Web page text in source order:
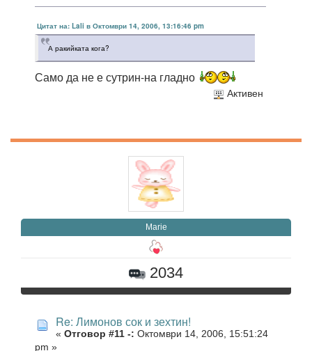
Цитат на: Lali в Октомври 14, 2006, 13:16:46 pm
А ракийката кога?
Само да не е сутрин-на гладно
Активен
Marie
2034
Re: Лимонов сок и зехтин!
« Отговор #11 -: Октомври 14, 2006, 15:51:24
pm »